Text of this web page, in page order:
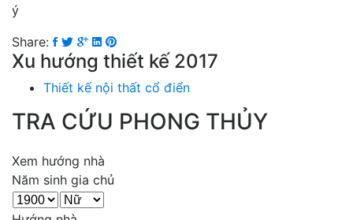
ý
Share:
Xu hướng thiết kế 2017
Thiết kế nội thất cổ điển
TRA CỨU PHONG THỦY
Xem hướng nhà
Năm sinh gia chủ